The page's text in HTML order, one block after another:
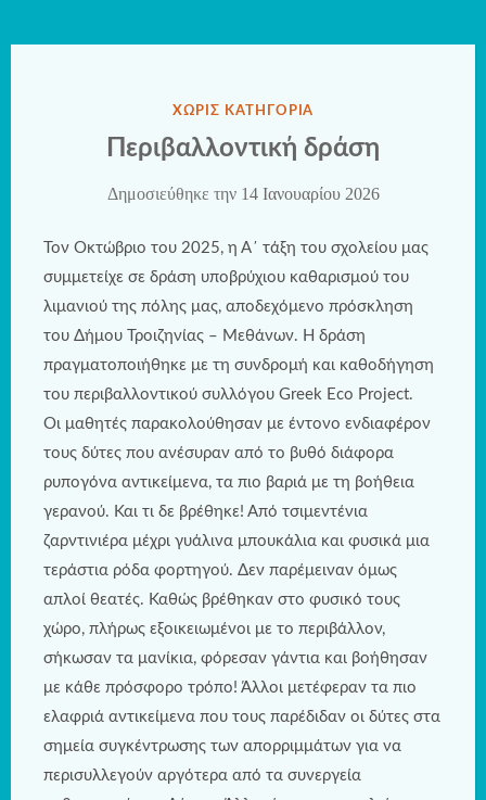
ΔΗΜΟΣΙΕΎΘΗΚΕ
ΣΤΗΝ
ΧΩΡΊΣ ΚΑΤΗΓΟΡΊΑ
Περιβαλλοντική δράση
Δημοσιεύθηκε την 14 Ιανουαρίου 2026
Τον Οκτώβριο του 2025, η Α΄ τάξη του σχολείου μας
συμμετείχε σε δράση υποβρύχιου καθαρισμού του
λιμανιού της πόλης μας, αποδεχόμενο πρόσκληση
του Δήμου Τροιζηνίας – Μεθάνων. Η δράση
πραγματοποιήθηκε με τη συνδρομή και καθοδήγηση
τoυ περιβαλλοντικού συλλόγου Greek Eco Project.
Οι μαθητές παρακολούθησαν με έντονο ενδιαφέρον
τους δύτες που ανέσυραν από το βυθό διάφορα
ρυπογόνα αντικείμενα, τα πιο βαριά με τη βοήθεια
γερανού. Και τι δε βρέθηκε! Από τσιμεντένια
ζαρντινιέρα μέχρι γυάλινα μπουκάλια και φυσικά μια
τεράστια ρόδα φορτηγού. Δεν παρέμειναν όμως
απλοί θεατές. Καθώς βρέθηκαν στο φυσικό τους
χώρο, πλήρως εξοικειωμένοι με το περιβάλλον,
σήκωσαν τα μανίκια, φόρεσαν γάντια και βοήθησαν
με κάθε πρόσφορο τρόπο! Άλλοι μετέφεραν τα πιο
ελαφριά αντικείμενα που τους παρέδιδαν οι δύτες στα
σημεία συγκέντρωσης των απορριμμάτων για να
περισυλλεγούν αργότερα από τα συνεργεία